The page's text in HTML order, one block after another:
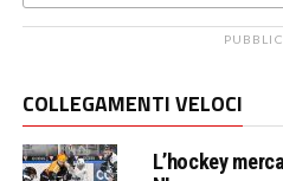
COLLEGAMENTI VELOCI
L’hockey